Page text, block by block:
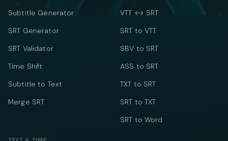
Subtitle Generator
SRT Generator
SRT Validator
Time Shift
Subtitle to Text
Merge SRT
VTT ↔ SRT
SRT to VTT
SBV to SRT
ASS to SRT
TXT to SRT
SRT to TXT
SRT to Word